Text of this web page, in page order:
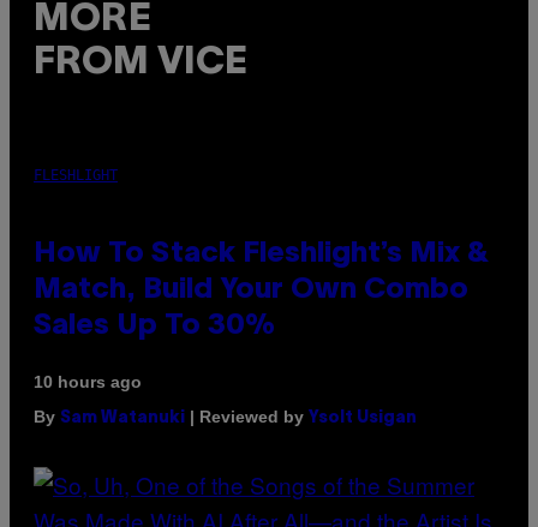
MORE
FROM VICE
FLESHLIGHT
How To Stack Fleshlight’s Mix &
Match, Build Your Own Combo
Sales Up To 30%
10 hours ago
By Sam Watanuki | Reviewed by Ysolt Usigan